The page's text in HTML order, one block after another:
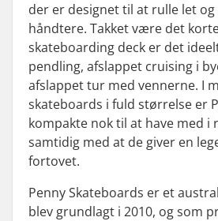
der er designet til at rulle let
håndtere. Takket være det
skateboarding deck er det
pendling, afslappet cruising i
afslappet tur med vennerne. I
skateboards i fuld størrelse er
kompakte nok til at have med i
samtidig med at de giver en
fortovet.
Penny Skateboards er et
blev grundlagt i 2010, og som